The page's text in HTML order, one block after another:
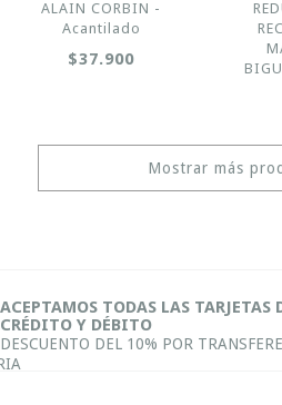
ALAIN CORBIN -
Acantilado
$37.900
Mostrar más
ACEPTAMOS TODAS LAS TARJETAS
CRÉDITO Y DÉBITO
DESCUENTO DEL 10% POR